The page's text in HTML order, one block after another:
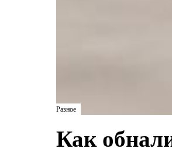
Разное
Как